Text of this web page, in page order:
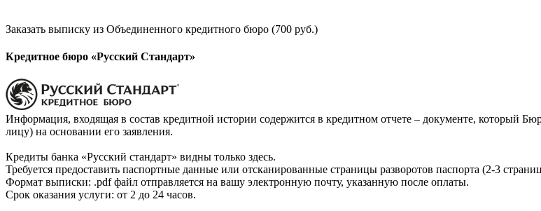
Заказать выписку из Объединенного кредитного бюро (700 руб.)
Кредитное бюро «Русский Стандарт»
Информация, входящая в состав кредитной истории содержится в кредитном отчете – документе, который
лицу) на основании его заявления.
Кредиты банка «Русский стандарт» видны только здесь.
Требуется предоставить паспортные данные или отсканированные страницы разворотов паспорта (2-3
Формат выписки: .pdf файл отправляется на вашу электронную почту, указанную после оплаты.
Срок оказания услуги: от 2 до 24 часов.